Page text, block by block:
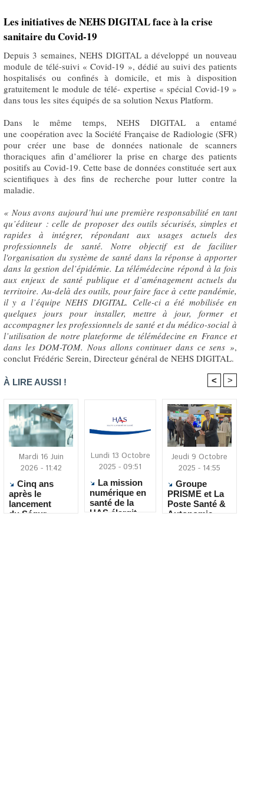
Les initiatives de NEHS DIGITAL face à la crise
sanitaire du Covid-19
Depuis 3 semaines, NEHS DIGITAL a développé un nouveau
module de télé-suivi « Covid-19 », dédié au suivi des patients
hospitalisés ou confinés à domicile, et mis à disposition
gratuitement le module de télé- expertise « spécial Covid-19 »
dans tous les sites équipés de sa solution Nexus Platform.
Dans le même temps, NEHS DIGITAL a entamé
une coopération avec la Société Française de Radiologie (SFR)
pour créer une base de données nationale de scanners
thoraciques afin d’améliorer la prise en charge des patients
positifs au Covid-19. Cette base de données constituée sert aux
scientifiques à des fins de recherche pour lutter contre la
maladie.
« Nous avons aujourd’hui une première responsabilité en tant
qu’éditeur : celle de proposer des outils sécurisés, simples et
rapides à intégrer, répondant aux usages actuels des
professionnels de santé. Notre objectif est de faciliter
l'organisation du système de santé dans la réponse à apporter
dans la gestion del’épidémie. La télémédecine répond à la fois
aux enjeux de santé publique et d’aménagement actuels du
territoire. Au-delà des outils, pour faire face à cette pandémie,
il y a l’équipe NEHS DIGITAL. Celle-ci a été mobilisée en
quelques jours pour installer, mettre à jour, former et
accompagner les professionnels de santé et du médico-social à
l’utilisation de notre plateforme de télémédecine en France et
dans les DOM-TOM. Nous allons continuer dans ce sens »,
conclut Frédéric Serein, Directeur général de NEHS DIGITAL.
À LIRE AUSSI ! < >
Mardi 16 Juin
2026 - 11:42
Cinq ans
après le
lancement
du Ségur
Lundi 13 Octobre
2025 - 09:51
La mission
numérique en
santé de la
HAS élargit
Jeudi 9 Octobre
2025 - 14:55
Groupe
PRISME et La
Poste Santé &
Autonomie